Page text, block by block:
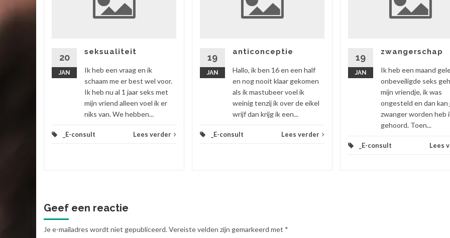
zitten
20
JAN
seksualiteit
Ik heb een vraag en ik
schaam me er best wel voor.
Ik heb nu al 1 jaar seks met
mijn vriend alleen voel ik er
niks van. We hebben...
_E-consult Lees verder
19
JAN
anticonceptie
Hallo, ik ben 16 en een half
en nog nooit klaar gekomen
als ik mastubeer voel ik
weinig tenzij ik over de eikel
wrijf dan krijg ik een...
_E-consult Lees verder
19
JAN
zwangerschap
Ik heb een maand
onbeveiligde seks
mijn vriendje, ik was
ongesteld en dan kan
zwanger worden heb
gehoord. Toen...
_E-consult Lees
Geef een reactie
Je e-mailadres wordt niet gepubliceerd.Vereiste velden zijn gemarkeerd met *